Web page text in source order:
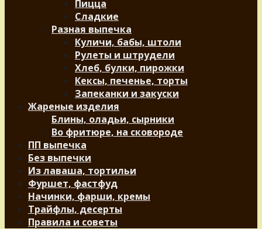
Пицца
Сладкие
Разная выпечка
Куличи, бабы, штоли
Рулеты и штрудели
Хлеб, булки, пирожки
Кексы, печенье, торты
Запеканки и закуски
Жареные изделия
Блины, оладьи, сырники
Во фритюре, на сковороде
ПП выпечка
Без выпечки
Из лаваша, тортильи
Фуршет, фастфуд
Начинки, фарши, кремы
Трайфлы, десерты
Правила и советы